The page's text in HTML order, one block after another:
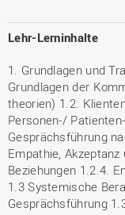
Lehr-Lerninhalte
1. Grundlagen und
Grundlagen der
theorien) 1.2.
Personen-/
Gesprächsführung
Empathie,
Beziehungen 1.2.4.
1.3 Systemische
Gesprächsführung